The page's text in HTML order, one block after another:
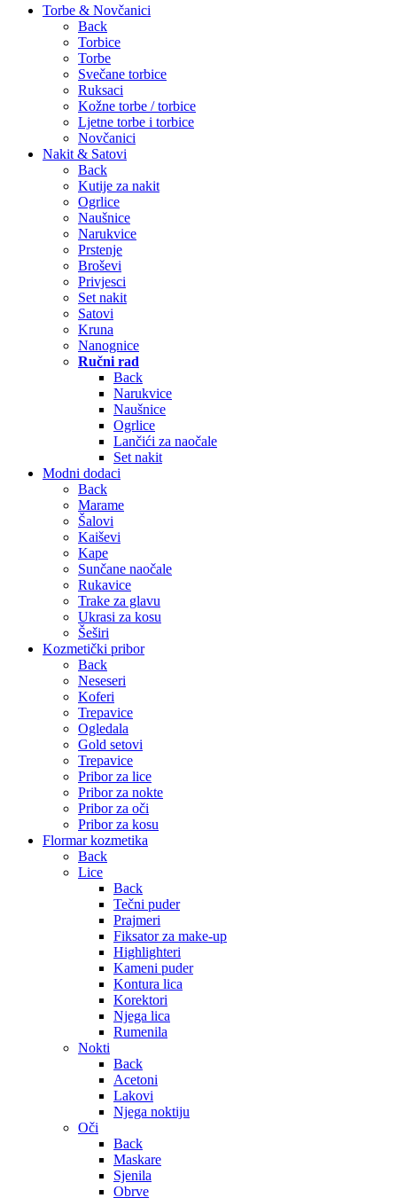
Torbe & Novčanici
Back
Torbice
Torbe
Svečane torbice
Ruksaci
Kožne torbe / torbice
Ljetne torbe i torbice
Novčanici
Nakit & Satovi
Back
Kutije za nakit
Ogrlice
Naušnice
Narukvice
Prstenje
Broševi
Privjesci
Set nakit
Satovi
Kruna
Nanognice
Ručni rad
Back
Narukvice
Naušnice
Ogrlice
Lančići za naočale
Set nakit
Modni dodaci
Back
Marame
Šalovi
Kaiševi
Kape
Sunčane naočale
Rukavice
Trake za glavu
Ukrasi za kosu
Šeširi
Kozmetički pribor
Back
Neseseri
Koferi
Trepavice
Ogledala
Gold setovi
Trepavice
Pribor za lice
Pribor za nokte
Pribor za oči
Pribor za kosu
Flormar kozmetika
Back
Lice
Back
Tečni puder
Prajmeri
Fiksator za make-up
Highlighteri
Kameni puder
Kontura lica
Korektori
Njega lica
Rumenila
Nokti
Back
Acetoni
Lakovi
Njega noktiju
Oči
Back
Maskare
Sjenila
Obrve